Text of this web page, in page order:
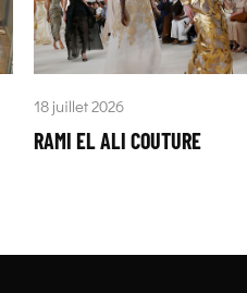
18 juillet 2026
RAMI EL ALI COUTURE